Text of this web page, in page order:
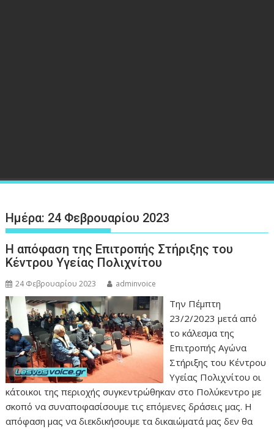
Ημέρα: 24 Φεβρουαρίου 2023
Η απόφαση της Επιτροπής Στήριξης του
Κέντρου Υγείας Πολιχνίτου
24 Φεβρουαρίου 2023 adminvoice
Την Πέμπτη
23/2/2023 μετά από
το κάλεσμα της
Επιτροπής Αγώνα
Στήριξης του Κέντρου
Υγείας Πολιχνίτου οι
κάτοικοι της περιοχής συγκεντρώθηκαν στο Πολύκεντρο με
σκοπό να συναποφασίσουμε τις επόμενες δράσεις μας. Η
απόφαση μας να διεκδικήσουμε τα δικαιώματά μας δεν θα